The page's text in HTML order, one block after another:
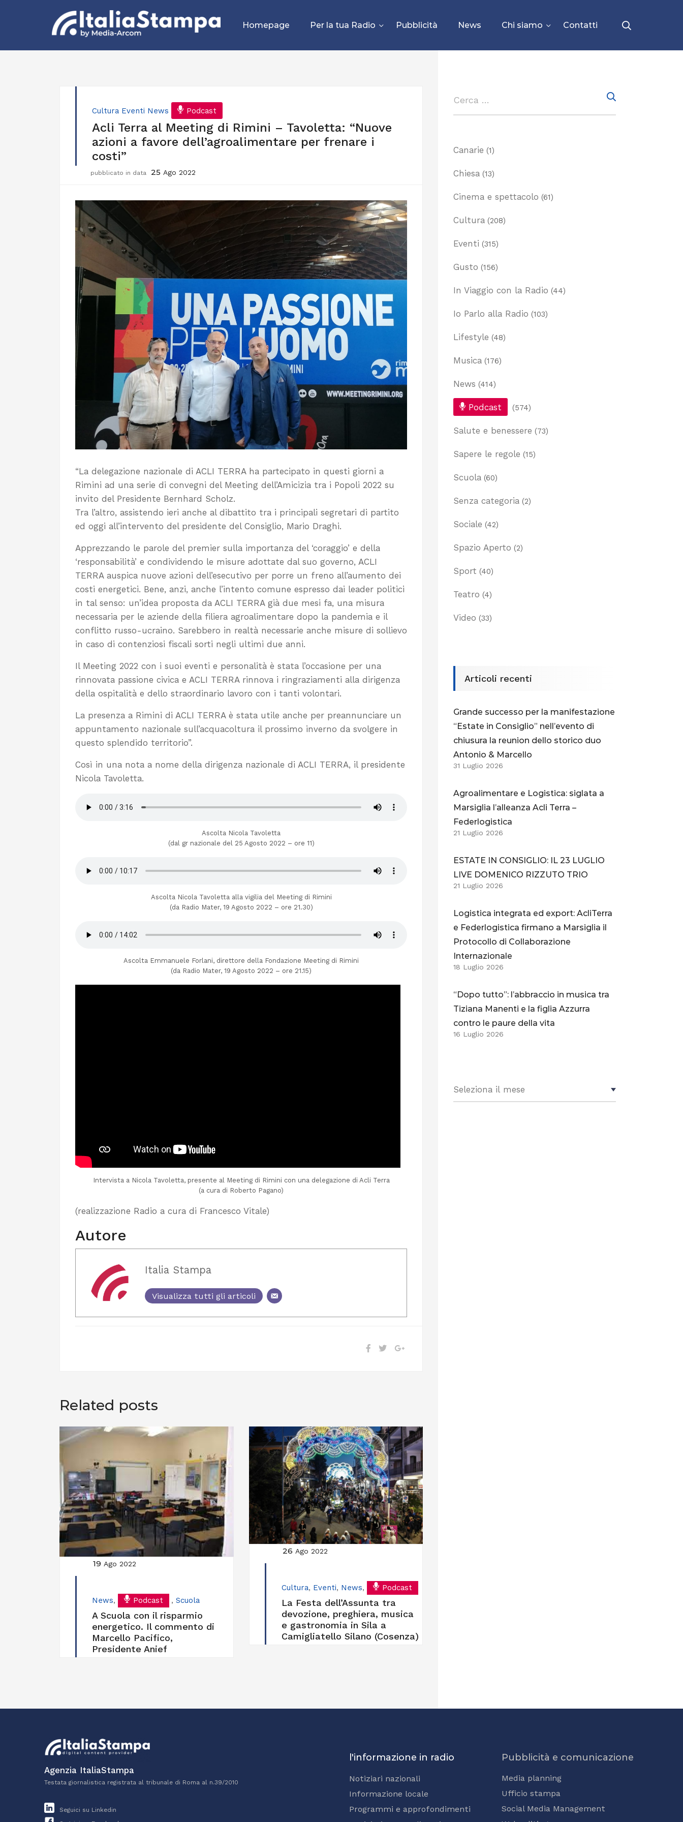
Homepage Per la tua Radio Pubblicità News Chi siamo Contatti
Cultura Eventi News Podcast
Acli Terra al Meeting di Rimini – Tavoletta: “Nuove
azioni a favore dell’agroalimentare per frenare i
costi”
pubblicato in data 25 Ago 2022
“La delegazione nazionale di ACLI TERRA ha partecipato in questi giorni a
Rimini ad una serie di convegni del Meeting dell’Amicizia tra i Popoli 2022 su
invito del Presidente Bernhard Scholz.
Tra l’altro, assistendo ieri anche al dibattito tra i principali segretari di partito
ed oggi all’intervento del presidente del Consiglio, Mario Draghi.
Apprezzando le parole del premier sulla importanza del ‘coraggio’ e della
‘responsabilità’ e condividendo le misure adottate dal suo governo, ACLI
TERRA auspica nuove azioni dell’esecutivo per porre un freno all’aumento dei
costi energetici. Bene, anzi, anche l’intento comune espresso dai leader politici
in tal senso: un’idea proposta da ACLI TERRA già due mesi fa, una misura
necessaria per le aziende della filiera agroalimentare dopo la pandemia e il
conflitto russo-ucraino. Sarebbero in realtà necessarie anche misure di sollievo
in caso di contenziosi fiscali sorti negli ultimi due anni.
Il Meeting 2022 con i suoi eventi e personalità è stata l’occasione per una
rinnovata passione civica e ACLI TERRA rinnova i ringraziamenti alla dirigenza
della ospitalità e dello straordinario lavoro con i tanti volontari.
La presenza a Rimini di ACLI TERRA è stata utile anche per preannunciare un
appuntamento nazionale sull’acquacoltura il prossimo inverno da svolgere in
questo splendido territorio”.
Così in una nota a nome della dirigenza nazionale di ACLI TERRA, il presidente
Nicola Tavoletta.
Ascolta Nicola Tavoletta
(dal gr nazionale del 25 Agosto 2022 – ore 11)
Ascolta Nicola Tavoletta alla vigilia del Meeting di Rimini
(da Radio Mater, 19 Agosto 2022 – ore 21.30)
Ascolta Emmanuele Forlani, direttore della Fondazione Meeting di Rimini
(da Radio Mater, 19 Agosto 2022 – ore 21.15)
Intervista a Nicola Tavoletta, presente al Meeting di Rimini con una delegazione di Acli Terra
(a cura di Roberto Pagano)
(realizzazione Radio a cura di Francesco Vitale)
Autore
Italia Stampa
Visualizza tutti gli articoli
Related posts
19 Ago 2022
News, Podcast , Scuola
A Scuola con il risparmio
energetico. Il commento di
Marcello Pacifico,
Presidente Anief
26 Ago 2022
Cultura, Eventi, News, Podcast
La Festa dell’Assunta tra
devozione, preghiera, musica
e gastronomia in Sila a
Camigliatello Silano (Cosenza)
Canarie (1)
Chiesa (13)
Cinema e spettacolo (61)
Cultura (208)
Eventi (315)
Gusto (156)
In Viaggio con la Radio (44)
Io Parlo alla Radio (103)
Lifestyle (48)
Musica (176)
News (414)
Podcast (574)
Salute e benessere (73)
Sapere le regole (15)
Scuola (60)
Senza categoria (2)
Sociale (42)
Spazio Aperto (2)
Sport (40)
Teatro (4)
Video (33)
Articoli recenti
Grande successo per la manifestazione
“Estate in Consiglio” nell’evento di
chiusura la reunion dello storico duo
Antonio & Marcello
31 Luglio 2026
Agroalimentare e Logistica: siglata a
Marsiglia l’alleanza Acli Terra –
Federlogistica
21 Luglio 2026
ESTATE IN CONSIGLIO: IL 23 LUGLIO
LIVE DOMENICO RIZZUTO TRIO
21 Luglio 2026
Logistica integrata ed export: AcliTerra
e Federlogistica firmano a Marsiglia il
Protocollo di Collaborazione
Internazionale
18 Luglio 2026
“Dopo tutto”: l’abbraccio in musica tra
Tiziana Manenti e la figlia Azzurra
contro le paure della vita
16 Luglio 2026
Agenzia ItaliaStampa
Testata giornalistica registrata al tribunale di Roma al n.39/2010
Seguici su Linkedin
l'informazione in radio
Notiziari nazionali
Informazione locale
Programmi e approfondimenti
Pubblicità e comunicazione
Media planning
Ufficio stampa
Social Media Management